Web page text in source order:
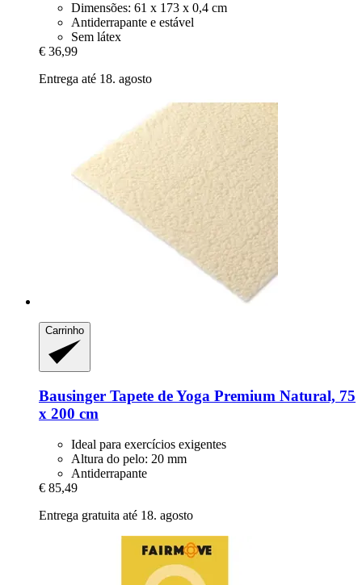
Dimensões: 61 x 173 x 0,4 cm
Antiderrapante e estável
Sem látex
€ 36,99
Entrega até 18. agosto
Carrinho
Bausinger Tapete de Yoga Premium Natural, 75
x 200 cm
Ideal para exercícios exigentes
Altura do pelo: 20 mm
Antiderrapante
€ 85,49
Entrega gratuita até 18. agosto